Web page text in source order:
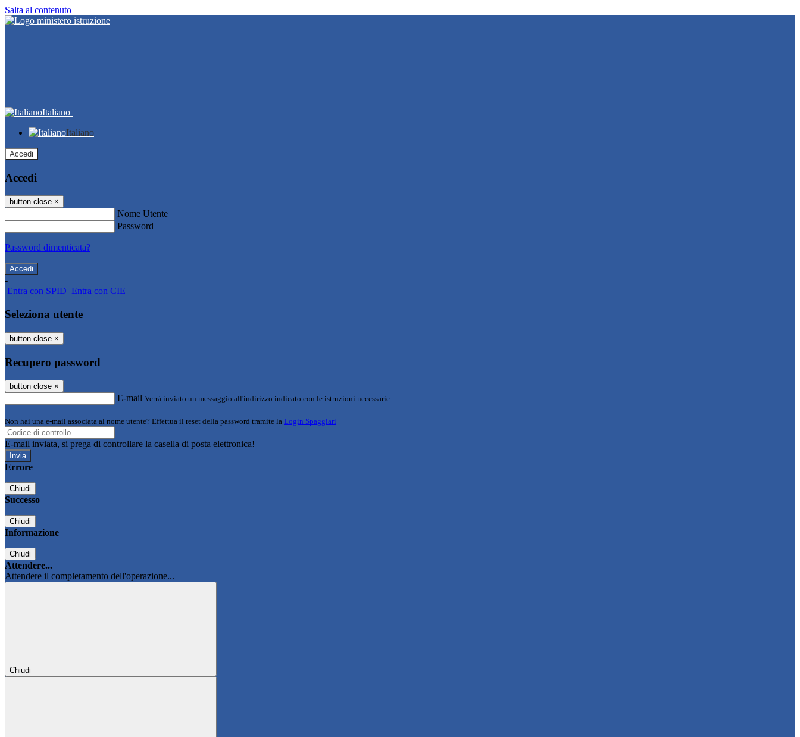
Salta al contenuto
Italiano
Italiano
Accedi
Accedi
button close ×
Nome Utente
Password
Password dimenticata?
-
Entra con SPID Entra con CIE
Seleziona utente
button close ×
Recupero password
button close ×
E-mail Verrà inviato un messaggio all'indirizzo indicato con le istruzioni necessarie.
Non hai una e-mail associata al nome utente? Effettua il reset della password tramite la Login Spaggiari
E-mail inviata, si prega di controllare la casella di posta elettronica!
Errore
Chiudi
Successo
Chiudi
Informazione
Chiudi
Attendere...
Attendere il completamento dell'operazione...
Chiudi